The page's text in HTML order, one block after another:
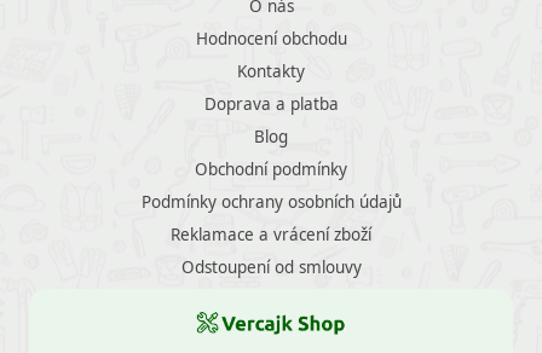
O nás
Hodnocení obchodu
Kontakty
Doprava a platba
Blog
Obchodní podmínky
Podmínky ochrany osobních údajů
Reklamace a vrácení zboží
Odstoupení od smlouvy